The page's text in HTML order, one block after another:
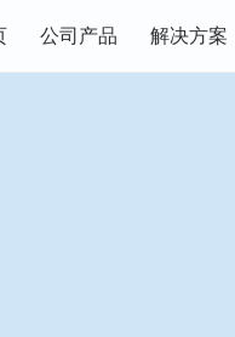
公司产品 解决方案